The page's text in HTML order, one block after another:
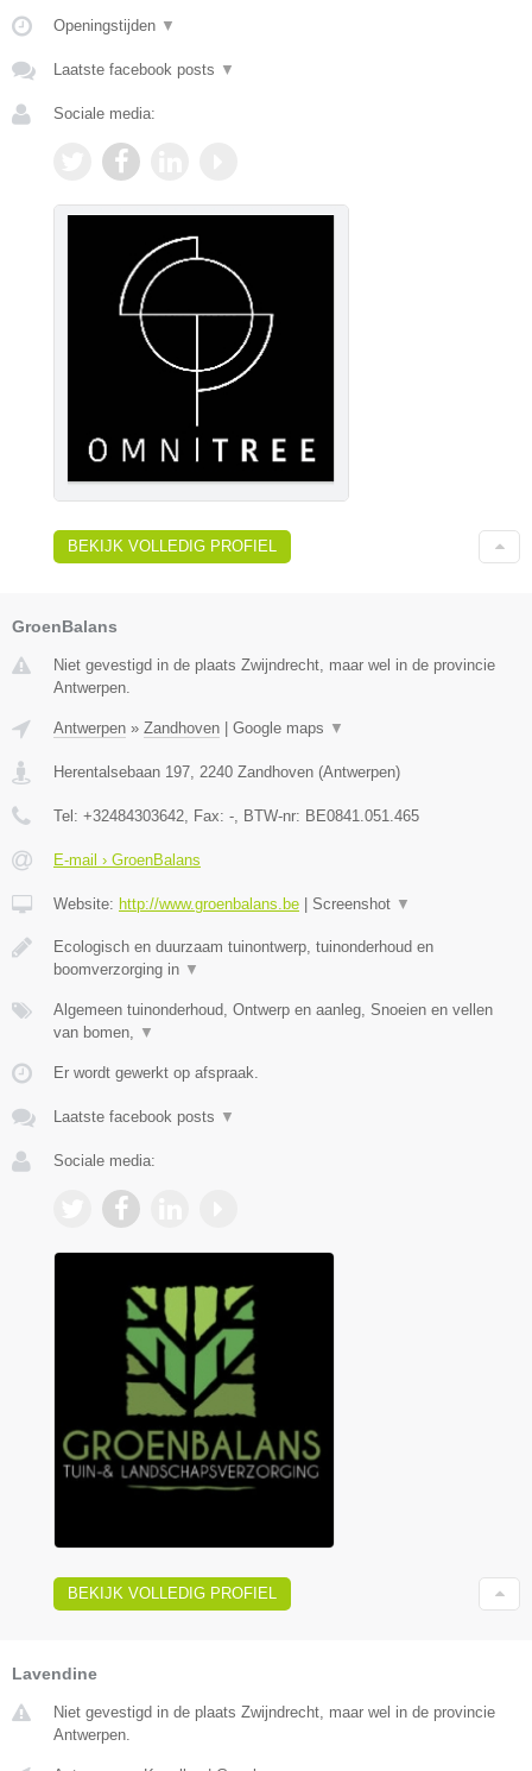
Openingstijden ▼
Laatste facebook posts ▼
Sociale media:
BEKIJK VOLLEDIG PROFIEL
GroenBalans
Niet gevestigd in de plaats Zwijndrecht, maar wel in de provincie
Antwerpen.
Antwerpen » Zandhoven Google maps ▼
Herentalsebaan 197, 2240 Zandhoven (Antwerpen)
Tel: +32484303642, Fax: -, BTW-nr: BE0841.051.465
E-mail › GroenBalans
Website: http://www.groenbalans.be Screenshot ▼
Ecologisch en duurzaam tuinontwerp, tuinonderhoud en
boomverzorging in ▼
Algemeen tuinonderhoud, Ontwerp en aanleg, Snoeien en vellen
van bomen, ▼
Er wordt gewerkt op afspraak.
Laatste facebook posts ▼
Sociale media:
BEKIJK VOLLEDIG PROFIEL
Lavendine
Niet gevestigd in de plaats Zwijndrecht, maar wel in de provincie
Antwerpen.